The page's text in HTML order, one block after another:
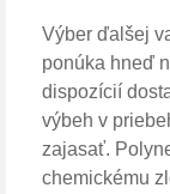
Výber ďalšej
ponúka hneď
dispozícií
výbeh v
zajasať.
chemickému